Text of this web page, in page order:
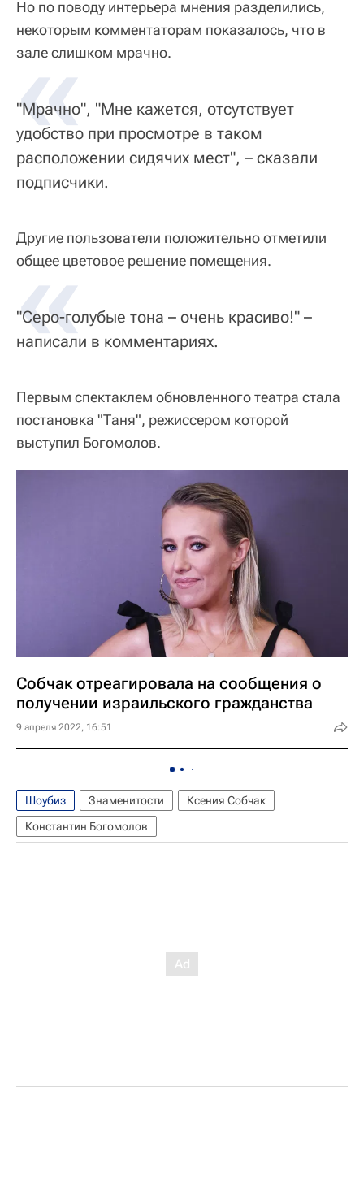
Но по поводу интерьера мнения разделились,
некоторым комментаторам показалось, что в
зале слишком мрачно.
«
"Мрачно", "Мне кажется, отсутствует
удобство при просмотре в таком
расположении сидячих мест", – сказали
подписчики.
Другие пользователи положительно отметили
общее цветовое решение помещения.
«
"Серо-голубые тона – очень красиво!" –
написали в комментариях.
Первым спектаклем обновленного театра стала
постановка "Таня", режиссером которой
выступил Богомолов.
Собчак отреагировала на сообщения о
получении израильского гражданства
9 апреля 2022, 16:51
Шоубиз Знаменитости
Ксения Собчак
Константин Богомолов